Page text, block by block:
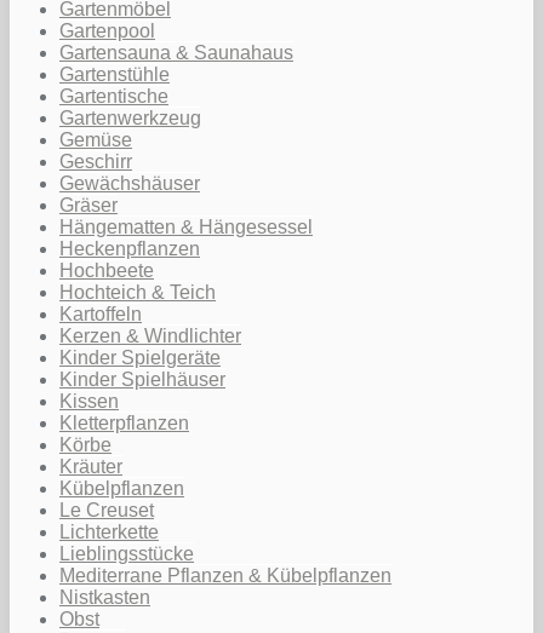
Gartenmöbel
Gartenpool
Gartensauna & Saunahaus
Gartenstühle
Gartentische
Gartenwerkzeug
Gemüse
Geschirr
Gewächshäuser
Gräser
Hängematten & Hängesessel
Heckenpflanzen
Hochbeete
Hochteich & Teich
Kartoffeln
Kerzen & Windlichter
Kinder Spielgeräte
Kinder Spielhäuser
Kissen
Kletterpflanzen
Körbe
Kräuter
Kübelpflanzen
Le Creuset
Lichterkette
Lieblingsstücke
Mediterrane Pflanzen & Kübelpflanzen
Nistkasten
Obst